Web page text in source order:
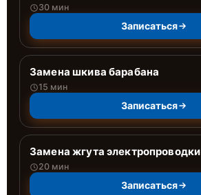
30 мин
Записаться
Замена шкива барабана
15 мин
Записаться
Замена жгута электропроводки
20 мин
Записаться